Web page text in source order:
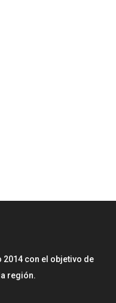
2014 con el objetivo de
región.